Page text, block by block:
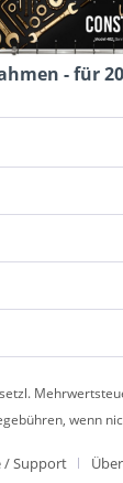
- für
wenn
/ Support